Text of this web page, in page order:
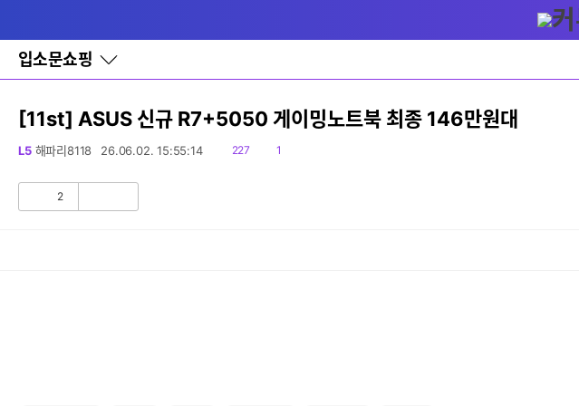
와
홈
입소문쇼핑
바
로
기
레
이
어
[11st] ASUS 신규 R7+5050 게이밍노트북 최종 146만원대
L5 해파리8118 26.06.02. 15:55:14
읽
227
댓1
2